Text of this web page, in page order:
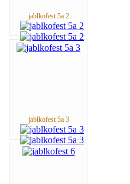
jablkofest 5a 2
jablkofest 5a 3